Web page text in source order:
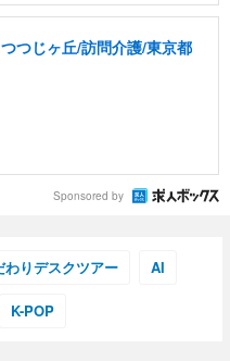
つじヶ丘/訪問介護/東京都
Sponsored by
わりデスクツアー AI
K-POP